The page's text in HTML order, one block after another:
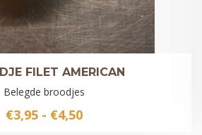
FILET AMERICAN
Belegde broodjes
€3,95 - €4,50Prijsklasse: